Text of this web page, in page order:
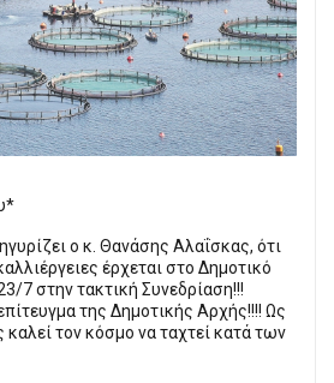
ο κ. Θανάσης Αλαΐσκας, ότι
έρχεται στο Δημοτικό
7 στην τακτική Συνεδρίαση!!!
της Δημοτικής Αρχής!!!! Ως
τον κόσμο να ταχτεί κατά των